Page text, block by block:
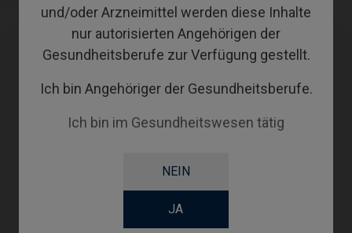
und/oder Arzneimittel werden diese Inhalte
nur autorisierten Angehörigen der
Gesundheitsberufe zur Verfügung gestellt.
Ich bin Angehöriger der Gesundheitsberufe.
Ich bin im Gesundheitswesen tätig
NEIN
JA